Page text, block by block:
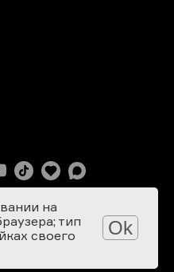
на
тип
своего
Ok